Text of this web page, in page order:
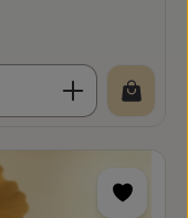
Wert